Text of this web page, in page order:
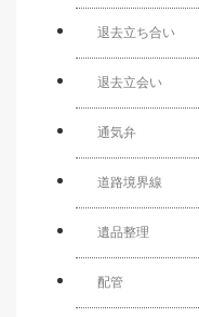
退去立ち合い
退去立会い
通気弁
道路境界線
遺品整理
配管